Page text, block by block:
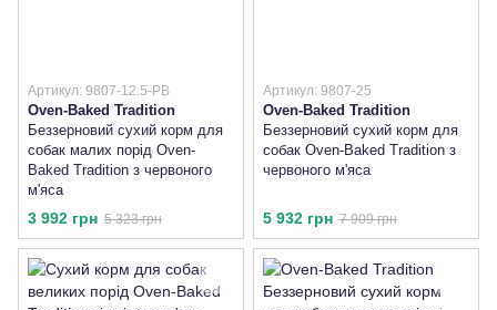
Артикул: 9807-12.5-PB
Oven-Baked Tradition
Беззерновий сухий корм для
собак малих порід Oven-
Baked Tradition з червоного
м'яса
3 992 грн 5 323 грн
Артикул: 9807-25
Oven-Baked Tradition
Беззерновий сухий корм для
собак Oven-Baked Tradition з
червоного м'яса
5 932 грн 7 909 грн